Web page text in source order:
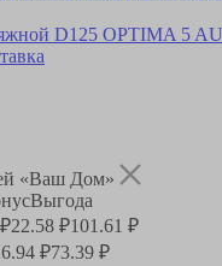
D125 OPTIMA 5
«Ваш Дом»
Выгода
22.58 ₽101.61 ₽
₽73.39 ₽